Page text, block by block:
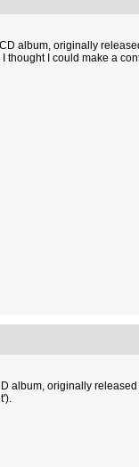
album, originally
thought I could make a
album, originally